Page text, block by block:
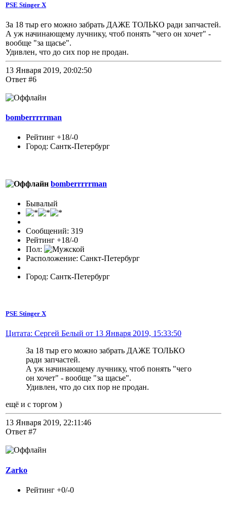
PSE Stinger X
За 18 тыр его можно забрать ДАЖЕ ТОЛЬКО ради запчастей.
А уж начинающему лучнику, чтоб понять "чего он хочет" -
вообще "за щасье".
Удивлен, что до сих пор не продан.
13 Января 2019, 20:02:50
Ответ #6
bomberrrrrman
Рейтинг +18/-0
Город: Сантк-Петербург
bomberrrrrman
Бывалый
Сообщений: 319
Рейтинг +18/-0
Пол:
Расположение: Санкт-Петербург
Город: Сантк-Петербург
PSE Stinger X
Цитата: Сергей Белый от 13 Января 2019, 15:33:50
За 18 тыр его можно забрать ДАЖЕ ТОЛЬКО
ради запчастей.
А уж начинающему лучнику, чтоб понять "чего
он хочет" - вообще "за щасье".
Удивлен, что до сих пор не продан.
ещё и с торгом )
13 Января 2019, 22:11:46
Ответ #7
Zarko
Рейтинг +0/-0